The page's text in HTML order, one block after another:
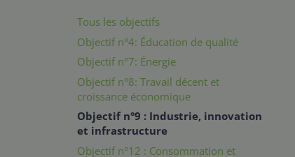
Tous les objectifs
Objectif n°4: Éducation de qualité
Objectif n°7: Énergie
Objectif n°8: Travail décent et
croissance économique
Objectif n°9 : Industrie, innovation
et infrastructure
Objectif n°12 : Consommation et